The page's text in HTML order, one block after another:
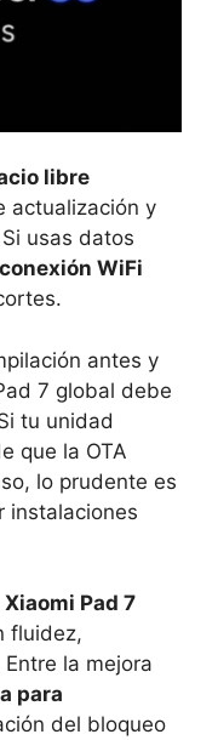
libre
actualización y
usas datos
conexión WiFi
antes y
7 global debe
tu unidad
que la OTA
lo prudente es
instalaciones
Pad 7
fluidez,
la mejora
para
del bloqueo